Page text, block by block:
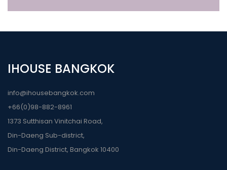
IHOUSE BANGKOK
info@ihousebangkok.com
+66(0)98-882-8961
1373 Sutthisan Vinitchai Road,
Din-Daeng Sub-district,
Din-Daeng District, Bangkok 10400